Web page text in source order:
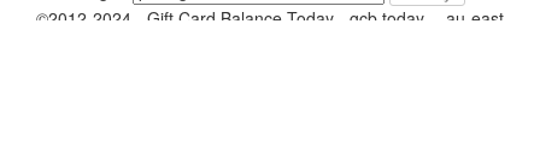
©2012-2024 - Gift Card Balance Today - gcb.today - -au-east